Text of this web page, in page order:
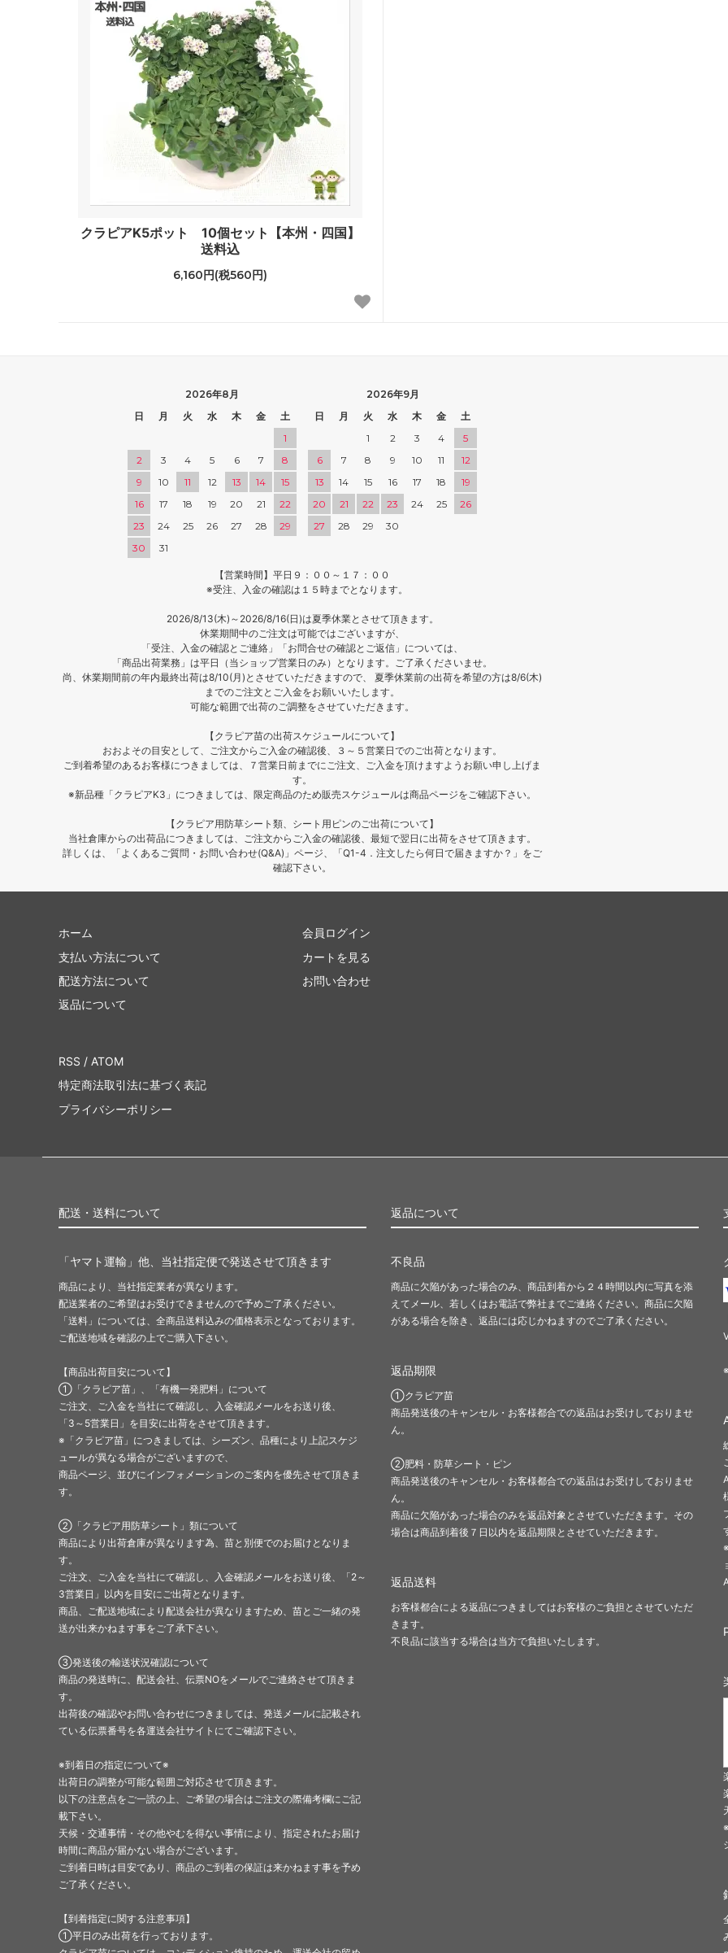
クラピアK5ポット 10個セット【本州・四国】
送料込
6,160円(税560円)
2026年8月
日
月 火 水 木 金
土
1
2
3 4 5 6 7
8
9
10 11 12 13 14
15
16
17 18 19 20 21
22
23
24 25 26 27 28
29
30
31
2026年9月
日
月 火 水 木 金
土
1
2 3 4
5
6
7 8 9 10 11
12
13
14 15 16 17 18
19
20
21 22 23 24 25
26
27
28 29 30
【営業時間】平日９：００～１７：００
※受注、入金の確認は１５時までとなります。
2026/8/13(木)～2026/8/16(日)は夏季休業とさせて頂きます。
休業期間中のご注文は可能ではございますが、
「受注、入金の確認とご連絡」「お問合せの確認とご返信」については、
「商品出荷業務」は平日（当ショップ営業日のみ）となります。ご了承くださいませ。
尚、休業期間前の年内最終出荷は8/10(月)とさせていただきますので、 夏季休業前の出荷を希望の方は8/6(木)
までのご注文とご入金をお願いいたします。
可能な範囲で出荷のご調整をさせていただきます。
【クラピア苗の出荷スケジュールについて】
おおよその目安として、ご注文からご入金の確認後、３～５営業日でのご出荷となります。
ご到着希望のあるお客様につきましては、７営業日前までにご注文、ご入金を頂けますようお願い申し上げま
す。
※新品種「クラピアK3」につきましては、限定商品のため販売スケジュールは商品ページをご確認下さい。
【クラピア用防草シート類、シート用ピンのご出荷について】
当社倉庫からの出荷品につきましては、ご注文からご入金の確認後、最短で翌日に出荷をさせて頂きます。
詳しくは、「よくあるご質問・お問い合わせ(Q&A)」ページ、「Q1-4．注文したら何日で届きますか？」をご
確認下さい。
ホーム
支払い方法について
配送方法について
返品について
会員ログイン
カートを見る
お問い合わせ
RSS / ATOM
特定商法取引法に基づく表記
プライバシーポリシー
配送・送料について
「ヤマト運輸」他、当社指定便で発送させて頂きます
商品により、当社指定業者が異なります。
配送業者のご希望はお受けできませんので予めご了承ください。
「送料」については、全商品送料込みの価格表示となっております。
ご配送地域を確認の上でご購入下さい。
【商品出荷目安について】
①「クラピア苗」、「有機一発肥料」について
ご注文、ご入金を当社にて確認し、入金確認メールをお送り後、
「3～5営業日」を目安に出荷をさせて頂きます。
※「クラピア苗」につきましては、シーズン、品種により上記スケジ
ュールが異なる場合がございますので、
商品ページ、並びにインフォメーションのご案内を優先させて頂きま
す。
②「クラピア用防草シート」類について
商品により出荷倉庫が異なります為、苗と別便でのお届けとなりま
す。
ご注文、ご入金を当社にて確認し、入金確認メールをお送り後、「2～
3営業日」以内を目安にご出荷となります。
商品、ご配送地域により配送会社が異なりますため、苗とご一緒の発
送が出来かねます事をご了承下さい。
③発送後の輸送状況確認について
商品の発送時に、配送会社、伝票NOをメールでご連絡させて頂きま
す。
出荷後の確認やお問い合わせにつきましては、発送メールに記載され
ている伝票番号を各運送会社サイトにてご確認下さい。
※到着日の指定について※
出荷日の調整が可能な範囲ご対応させて頂きます。
以下の注意点をご一読の上、ご希望の場合はご注文の際備考欄にご記
載下さい。
天候・交通事情・その他やむを得ない事情により、指定されたお届け
時間に商品が届かない場合がございます。
ご到着日時は目安であり、商品のご到着の保証は来かねます事を予め
ご了承ください。
【到着指定に関する注意事項】
①平日のみ出荷を行っております。
返品について
不良品
商品に欠陥があった場合のみ、商品到着から２４時間以内に写真を添
えてメール、若しくはお電話で弊社までご連絡ください。商品に欠陥
がある場合を除き、返品には応じかねますのでご了承ください。
返品期限
①クラピア苗
商品発送後のキャンセル・お客様都合での返品はお受けしておりませ
ん。
②肥料・防草シート・ピン
商品発送後のキャンセル・お客様都合での返品はお受けしておりませ
ん。
商品に欠陥があった場合のみを返品対象とさせていただきます。その
場合は商品到着後７日以内を返品期限とさせていただきます。
返品送料
お客様都合による返品につきましてはお客様のご負担とさせていただ
きます。
不良品に該当する場合は当方で負担いたします。